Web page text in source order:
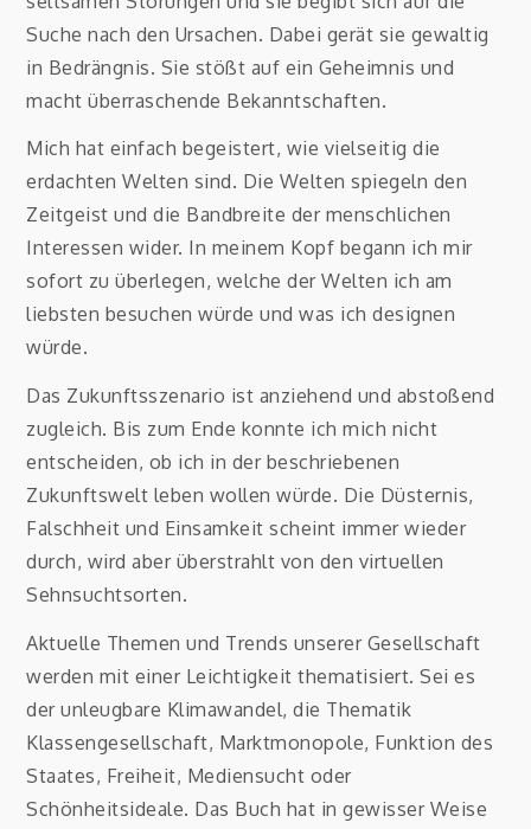
Suche nach den Ursachen. Dabei gerät sie gewaltig
in Bedrängnis. Sie stößt auf ein Geheimnis und
macht überraschende Bekanntschaften.
Mich hat einfach begeistert, wie vielseitig die
erdachten Welten sind. Die Welten spiegeln den
Zeitgeist und die Bandbreite der menschlichen
Interessen wider. In meinem Kopf begann ich mir
sofort zu überlegen, welche der Welten ich am
liebsten besuchen würde und was ich designen
würde.
Das Zukunftsszenario ist anziehend und abstoßend
zugleich. Bis zum Ende konnte ich mich nicht
entscheiden, ob ich in der beschriebenen
Zukunftswelt leben wollen würde. Die Düsternis,
Falschheit und Einsamkeit scheint immer wieder
durch, wird aber überstrahlt von den virtuellen
Sehnsuchtsorten.
Aktuelle Themen und Trends unserer Gesellschaft
werden mit einer Leichtigkeit thematisiert. Sei es
der unleugbare Klimawandel, die Thematik
Klassengesellschaft, Marktmonopole, Funktion des
Staates, Freiheit, Mediensucht oder
Schönheitsideale. Das Buch hat in gewisser Weise